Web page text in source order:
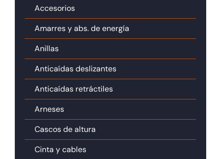
Accesorios
Amarres y abs. de energía
Anillas
Anticaídas deslizantes
Anticaídas retráctiles
Arneses
Cascos de altura
Cinta y cables